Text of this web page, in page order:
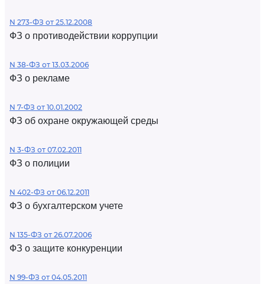
N 273-ФЗ от 25.12.2008
ФЗ о противодействии коррупции
N 38-ФЗ от 13.03.2006
ФЗ о рекламе
N 7-ФЗ от 10.01.2002
ФЗ об охране окружающей среды
N 3-ФЗ от 07.02.2011
ФЗ о полиции
N 402-ФЗ от 06.12.2011
ФЗ о бухгалтерском учете
N 135-ФЗ от 26.07.2006
ФЗ о защите конкуренции
N 99-ФЗ от 04.05.2011